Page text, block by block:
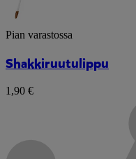
Pian varastossa
Shakkiruutulippu
1,90 €